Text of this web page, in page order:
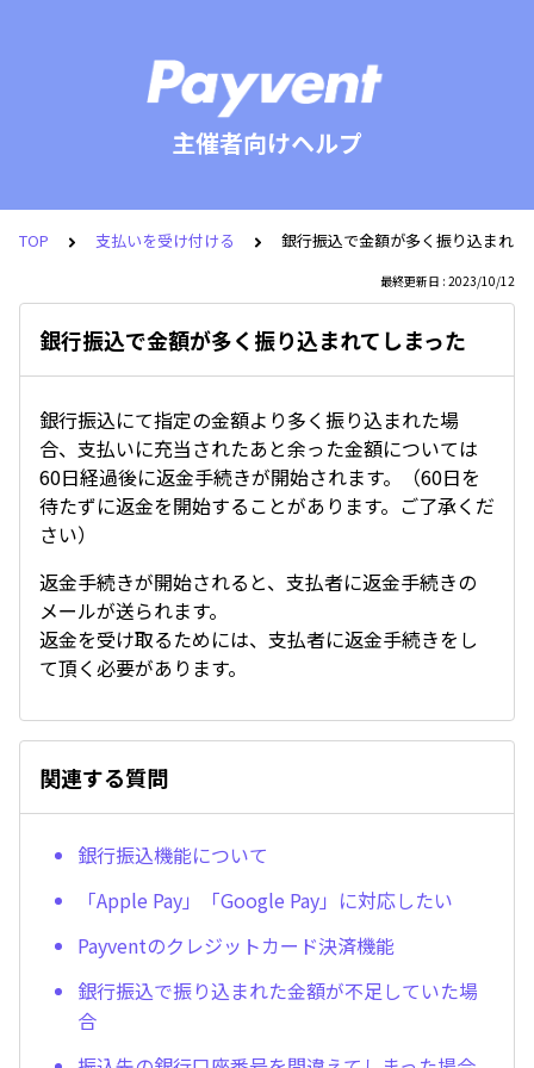
主催者向けヘルプ
TOP 支払いを受け付ける 銀行振込で金額が多く振り込まれて
最終更新日 : 2023/10/12
銀行振込で金額が多く振り込まれてしまった
銀行振込にて指定の金額より多く振り込まれた場
合、支払いに充当されたあと余った金額については
60日経過後に返金手続きが開始されます。（60日を
待たずに返金を開始することがあります。ご了承くだ
さい）
返金手続きが開始されると、支払者に返金手続きの
メールが送られます。
返金を受け取るためには、支払者に返金手続きをし
て頂く必要があります。
関連する質問
銀行振込機能について
「Apple Pay」「Google Pay」に対応したい
Payventのクレジットカード決済機能
銀行振込で振り込まれた金額が不足していた場
合